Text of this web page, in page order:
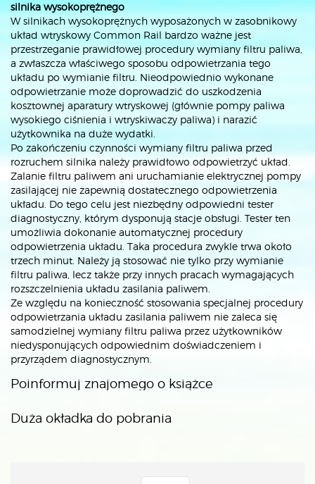
silnika wysokoprężnego
W silnikach wysokoprężnych wyposażonych w zasobnikowy
układ wtryskowy Common Rail bardzo ważne jest
przestrzeganie prawidłowej procedury wymiany filtru paliwa,
a zwłaszcza właściwego sposobu odpowietrzania tego
układu po wymianie filtru. Nieodpowiednio wykonane
odpowietrzanie może doprowadzić do uszkodzenia
kosztownej aparatury wtryskowej (głównie pompy paliwa
wysokiego ciśnienia i wtryskiwaczy paliwa) i narazić
użytkownika na duże wydatki.
Po zakończeniu czynności wymiany filtru paliwa przed
rozruchem silnika należy prawidłowo odpowietrzyć układ.
Zalanie filtru paliwem ani uruchamianie elektrycznej pompy
zasilającej nie zapewnią dostatecznego odpowietrzenia
układu. Do tego celu jest niezbędny odpowiedni tester
diagnostyczny, którym dysponują stacje obsługi. Tester ten
umożliwia dokonanie automatycznej procedury
odpowietrzenia układu. Taka procedura zwykle trwa około
trzech minut. Należy ją stosować nie tylko przy wymianie
filtru paliwa, lecz także przy innych pracach wymagających
rozszczelnienia układu zasilania paliwem.
Ze względu na konieczność stosowania specjalnej procedury
odpowietrzania układu zasilania paliwem nie zaleca się
samodzielnej wymiany filtru paliwa przez użytkowników
niedysponujących odpowiednim doświadczeniem i
przyrządem diagnostycznym.
Poinformuj znajomego o książce
Duża okładka do pobrania